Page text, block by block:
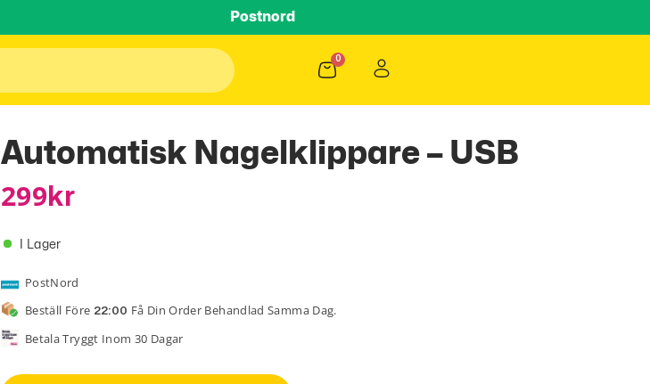
Postnord
Automatisk Nagelklippare – USB
299 Kr
I Lager
PostNord
Beställ Före 22:00 Få Din Order Behandlad Samma Dag.
Betala Tryggt Inom 30 Dagar